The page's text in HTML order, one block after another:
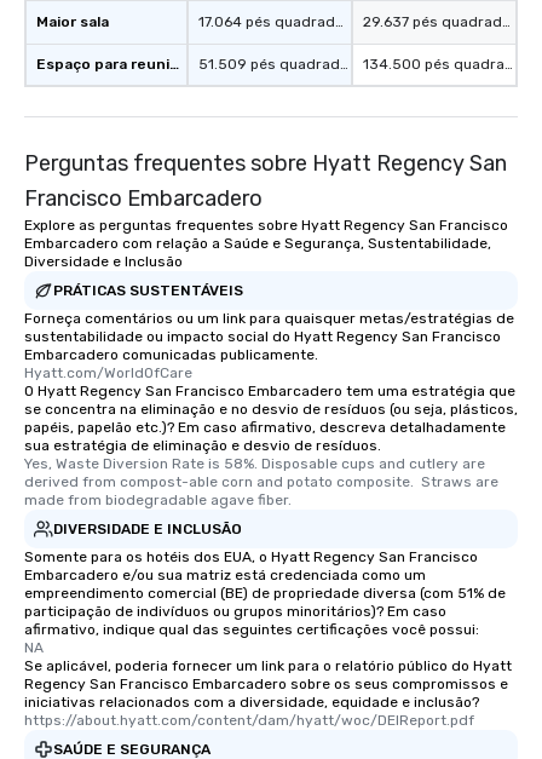
convenient and
experience is
restaurants are within
short stroll allows
networking
itinerary. You Get a Dinner and a Show
Our tours offer an
who leads the group
offering engaging
interactive
along the way
Different Types of
convenient outing,
and your guests
discovered otherwise
at a typical corporate
in the city and dive
cuisines and dishes.
selected dishes are
Maior sala
Espaço para reuniões
17.064 pés quadrados
51.509 pés quadrados
29.637 pés quadrados
134.500 pés quadrados
Perguntas frequentes sobre Hyatt Regency San
Francisco Embarcadero
Explore as perguntas frequentes sobre Hyatt Regency San Francisco
Embarcadero com relação a Saúde e Segurança, Sustentabilidade,
Diversidade e Inclusão
PRÁTICAS SUSTENTÁVEIS
Forneça comentários ou um link para quaisquer metas/estratégias de
sustentabilidade ou impacto social do Hyatt Regency San Francisco
Embarcadero comunicadas publicamente.
Hyatt.com/WorldOfCare
O Hyatt Regency San Francisco Embarcadero tem uma estratégia que
se concentra na eliminação e no desvio de resíduos (ou seja, plásticos,
papéis, papelão etc.)? Em caso afirmativo, descreva detalhadamente
sua estratégia de eliminação e desvio de resíduos.
Yes, Waste Diversion Rate is 58%. Disposable cups and cutlery are
derived from compost-able corn and potato composite.  Straws are
made from biodegradable agave fiber.
DIVERSIDADE E INCLUSÃO
Somente para os hotéis dos EUA, o Hyatt Regency San Francisco
Embarcadero e/ou sua matriz está credenciada como um
empreendimento comercial (BE) de propriedade diversa (com 51% de
participação de indivíduos ou grupos minoritários)? Em caso
afirmativo, indique qual das seguintes certificações você possui:
NA
Se aplicável, poderia fornecer um link para o relatório público do Hyatt
Regency San Francisco Embarcadero sobre os seus compromissos e
iniciativas relacionados com a diversidade, equidade e inclusão?
https://about.hyatt.com/content/dam/hyatt/woc/DEIReport.pdf
SAÚDE E SEGURANÇA